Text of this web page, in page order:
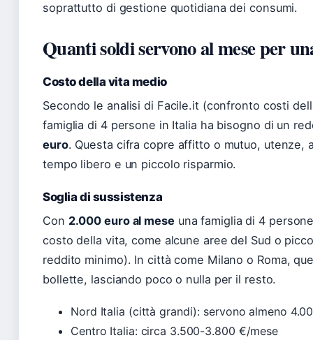
soprattutto di gestione quotidiana dei consumi.
Quanti soldi servono al mese per
Costo della vita medio
Secondo le analisi di Facile.it (confronto costi
famiglia di 4 persone in Italia ha bisogno di un
euro. Questa cifra copre affitto o mutuo, utenze,
tempo libero e un piccolo risparmio.
Soglia di sussistenza
Con 2.000 euro al meseuna famiglia di 4
costo della vita, come alcune aree del Sud o
reddito minimo). In città come Milano o Roma,
bollette, lasciando poco o nulla per il resto.
Nord Italia (città grandi): servono almeno
Centro Italia: circa 3.500-3.800 €/mese